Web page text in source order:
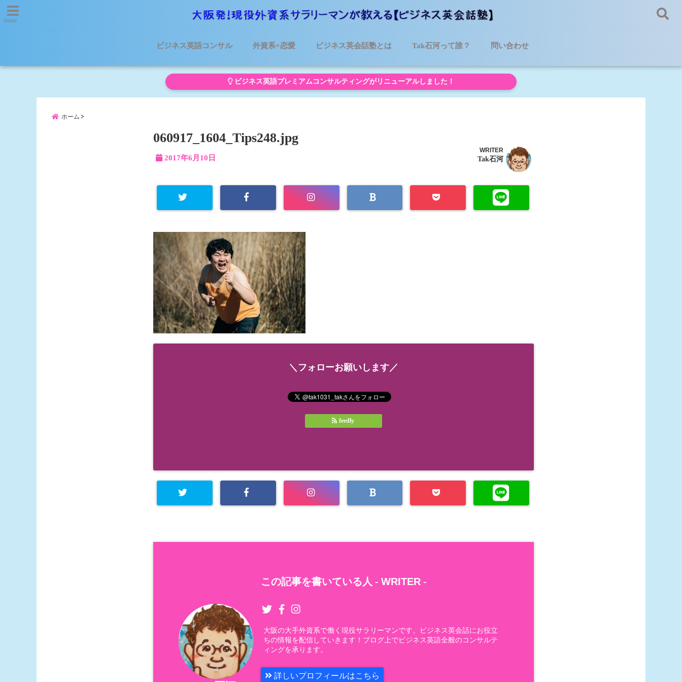
menu
ビジネス英語コンサル 外資系×恋愛 ビジネス英会話塾とは Tak石河って誰？ 問い合わせ
ビジネス英語プレミアムコンサルティングがリニューアルしました！
ホーム
060917_1604_Tips248.jpg
2017年6月10日
WRITER
Tak石河
＼フォローお願いします／
feedly
この記事を書いている人 - WRITER-
大阪の大手外資系で働く現役サラリーマンです。ビジネス英会話にお役立
ちの情報を配信していきます！ブログ上でビジネス英語全般のコンサルテ
ィングを承ります。
詳しいプロフィールはこちら